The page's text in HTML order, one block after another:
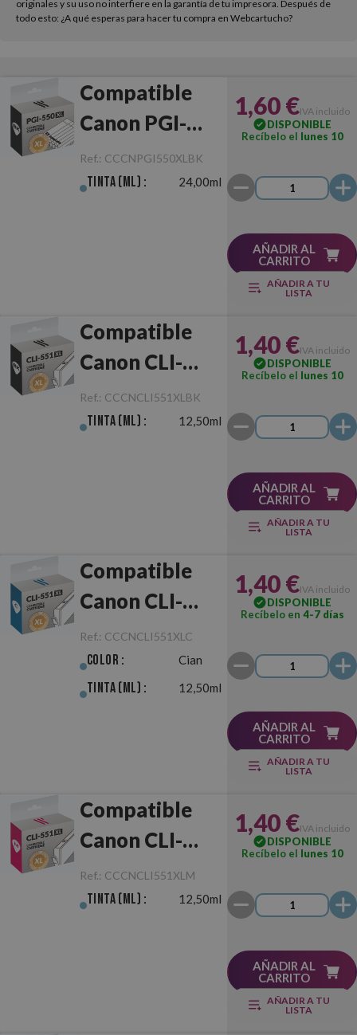
originales y su uso no interfiere en la garantía de tu impresora. Después de
todo esto: ¿A qué esperas para hacer tu compra en Webcartucho?
Compatible
Canon PGI-
550XL Negro
Ref.: CCCNPGI550XLBK
Tinta (ml) : 24,00ml
1,60 €IVA incluido
DISPONIBLE
Recíbelo el lunes 10
AÑADIR AL
CARRITO
AÑADIR A TU
LISTA
Compatible
Canon CLI-
551XL Negro
Ref.: CCCNCLI551XLBK
Tinta (ml) : 12,50ml
1,40 €IVA incluido
DISPONIBLE
Recíbelo el lunes 10
AÑADIR AL
CARRITO
AÑADIR A TU
LISTA
Compatible
Canon CLI-
551XL Cian
Ref.: CCCNCLI551XLC
Color : Cian
Tinta (ml) : 12,50ml
1,40 €IVA incluido
DISPONIBLE
Recíbelo en 4-7 días
AÑADIR AL
CARRITO
AÑADIR A TU
LISTA
Compatible
Canon CLI-
551XL
Magenta
Ref.: CCCNCLI551XLM
Tinta (ml) : 12,50ml
1,40 €IVA incluido
DISPONIBLE
Recíbelo el lunes 10
AÑADIR AL
CARRITO
AÑADIR A TU
LISTA